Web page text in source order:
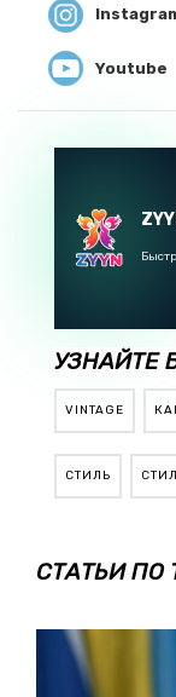
Youtube
УЗНАЙТЕ
VINTAGE
СТИЛЬ
СТАТЬИ ПО